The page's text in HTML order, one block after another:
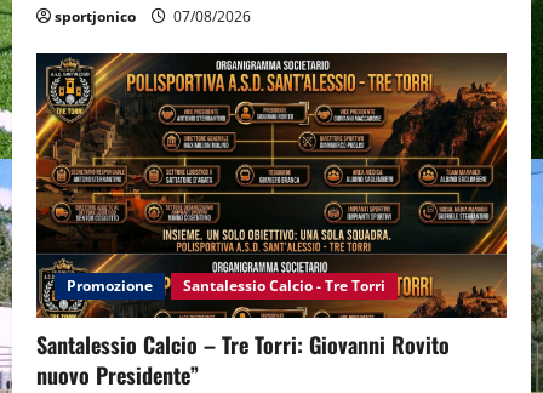
sportjonico 07/08/2026
Promozione Santalessio Calcio - Tre Torri
Santalessio Calcio – Tre Torri: Giovanni Rovito
nuovo Presidente”